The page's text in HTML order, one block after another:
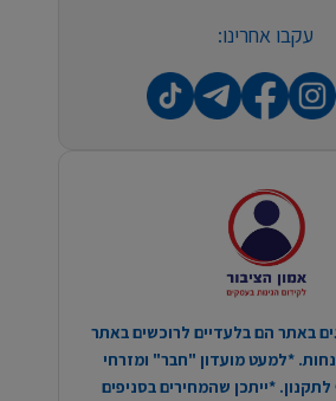
עקבו אחרינו:
באתר הם בלעדיים לרוכשים באתר
*למעט מועדון "חבר" ומזרחי
*ייתכן שהמחירים בסניפים